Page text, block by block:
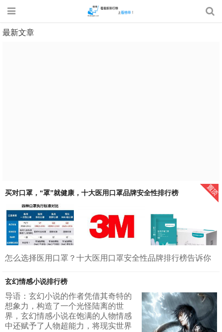
最新文章
买对口罩，“罩”就健康，十大医用口罩品牌安全性排行榜
怎么选择医用口罩？十大医用口罩安全性品牌排行榜告诉你
人流量大，更是要注重个人安全防护。佩戴口罩是阻挡病毒
传播的方式之一，选择安全性高的口罩是重中之重。不知道
大家有没有这样的困惑，线上购买口罩时网上会推荐各种各
样的口罩品牌，不了解口罩品牌的朋友们却不知道该选择什
么口罩好。不用担心，今天小编为大家准备了十种安全性高
的口罩品牌，非常实用，赶快收藏起来啦~先附上四种口罩执
玄幻情感小说排行榜
导语：玄幻小说的作者凭借其奇特的
想象力，构造了一个光怪陆离的世
界，玄幻情感小说在饱满的人物情感
中还赋予了人物超能力，将现实世界